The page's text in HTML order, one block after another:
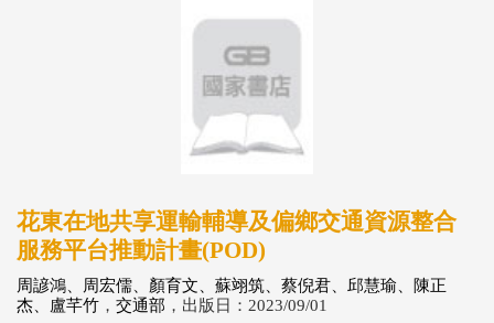
花東在地共享運輸輔導及偏鄉交通資源整合
服務平台推動計畫(POD)
周諺鴻、周宏儒、顏育文、蘇翊筑、蔡倪君、邱慧瑜、陳正
杰、盧芊竹 ， 交通部 ，出版日：2023/09/01